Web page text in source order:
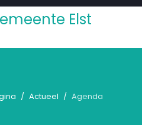
Actueel Agenda